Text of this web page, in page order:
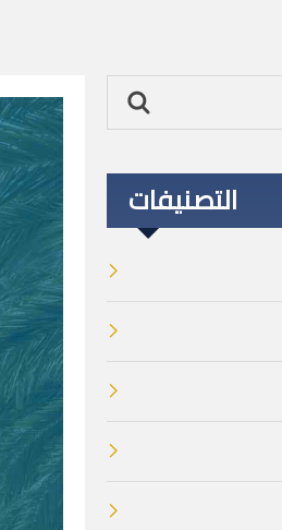
التصنيفات